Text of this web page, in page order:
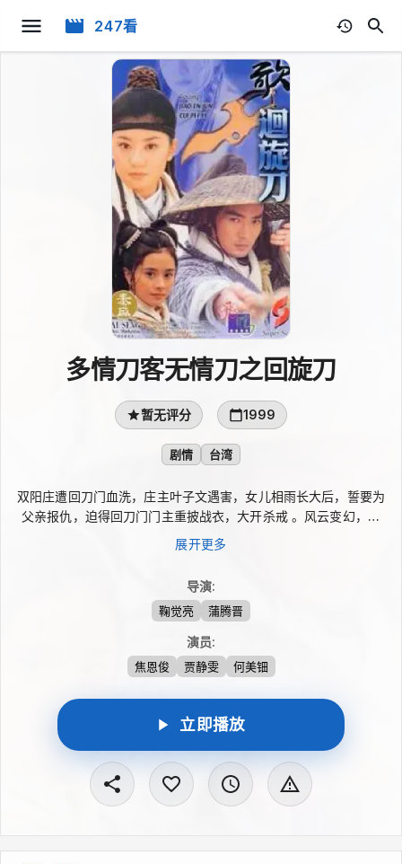
247看
多情刀客无情刀之回旋刀
暂无评分 1999
剧情 台湾
双阳庄遭回刀门血洗，庄主叶子文遇害，女儿相雨长大后，誓要为
父亲报仇，迫得回刀门门主重披战衣，大开杀戒 。风云变幻，一
个平静夜空，几条身影飞掠向双阳庄屋檐瓦顶，就在山庄满庭笑
语，觥酬交错庆元念祖弥月之喜中，几柄回旋刀银光闪烁，光芒盘
元人敬拚死护庄，迎战敌人，但来者不善，还没看清楚敌人来路，
山庄上下一百多口人已经是死伤不计其数，对方好像誓必对山庄赶
尽杀绝，杀个寸草不留！
展开更多
导演:
鞠觉亮 蒲腾晋
演员:
焦恩俊 贾静雯 何美钿
立即播放